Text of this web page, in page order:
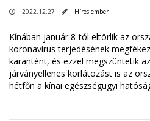
2022.12.27 Híres ember
Kínában január 8-tól eltörlik az
koronavírus terjedésének
karantént, és ezzel megszüntetik
járványellenes korlátozást is az
hétfőn a kínai egészségügyi